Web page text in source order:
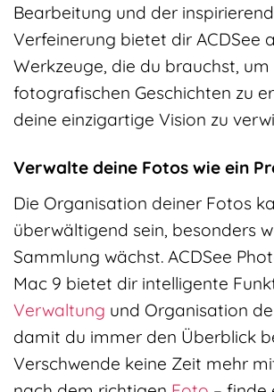
Bearbeitung und der
Verfeinerung bietet dir ACDSee
Werkzeuge, die du brauchst, um
fotografischen Geschichten zu
deine einzigartige Vision zu
Verwalte deine Fotos wie ein
Die Organisation deiner Fotos
überwältigend sein, besonders
Sammlung wächst. ACDSee
Mac 9 bietet dir intelligente
Verwaltung und Organisation
damit du immer den Überblick
Verschwende keine Zeit mehr